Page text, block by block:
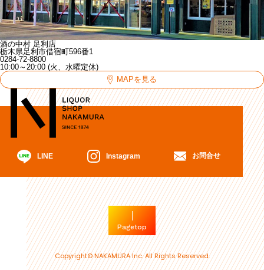
酒の中村 足利店
栃木県足利市借宿町596番1
0284-72-8800
10:00～20:00 (火、水曜定休)
MAPを見る
LINE Instagram お問合せ
Pagetop
Copyright© NAKAMURA Inc. All Rights Reserved.